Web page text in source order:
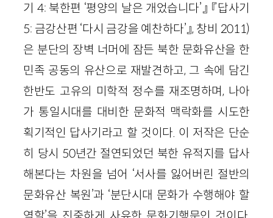
기 4: 북한편 ‘평양의 날은 개었습니다’』 『답사기
5: 금강산편 ‘다시 금강을 예찬하다’』, 창비 2011)
은 분단의 장벽 너머에 잠든 북한 문화유산을 한
민족 공동의 유산으로 재발견하고, 그 속에 담긴
한반도 고유의 미학적 정수를 재조명하며, 나아
가 통일시대를 대비한 문화적 맥락화를 시도한
획기적인 답사기라고 할 것이다. 이 저작은 단순
히 당시 50년간 절연되었던 북한 유적지를 답사
해본다는 차원을 넘어 ‘서사를 잃어버린 절반의
문화유산 복원’과 ‘분단시대 문화가 수행해야 할